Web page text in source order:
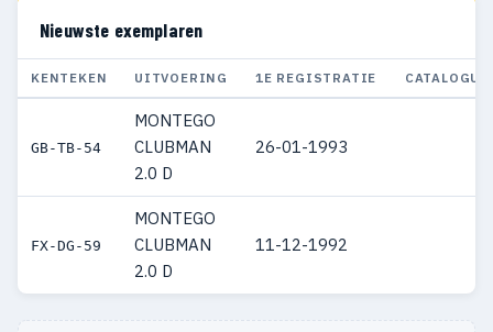
Nieuwste exemplaren
KENTEKEN UITVOERING 1E REGISTRATIE
GB-TB-54
MONTEGO
CLUBMAN
2.0 D
26-01-1993
FX-DG-59
MONTEGO
CLUBMAN
2.0 D
11-12-1992